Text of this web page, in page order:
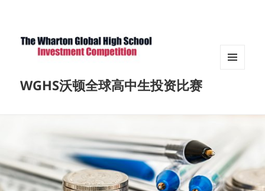
WGHS沃顿全球高中生投资比赛